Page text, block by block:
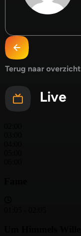
Terug naar overzicht
Live